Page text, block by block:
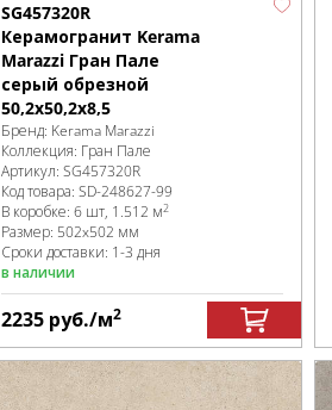
SG457320R
Керамогранит Kerama
Marazzi Гран Пале
серый обрезной
50,2x50,2x8,5
Бренд: Kerama Marazzi
Коллекция: Гран Пале
Артикул:SG457320R
Код товара:SD-248627-99
В коробке:6 шт, 1.512 м2
Размер: 502x502 мм
Сроки доставки: 1-3 дня
в наличии
2235 руб./м2